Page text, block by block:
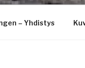
– Yhdistys